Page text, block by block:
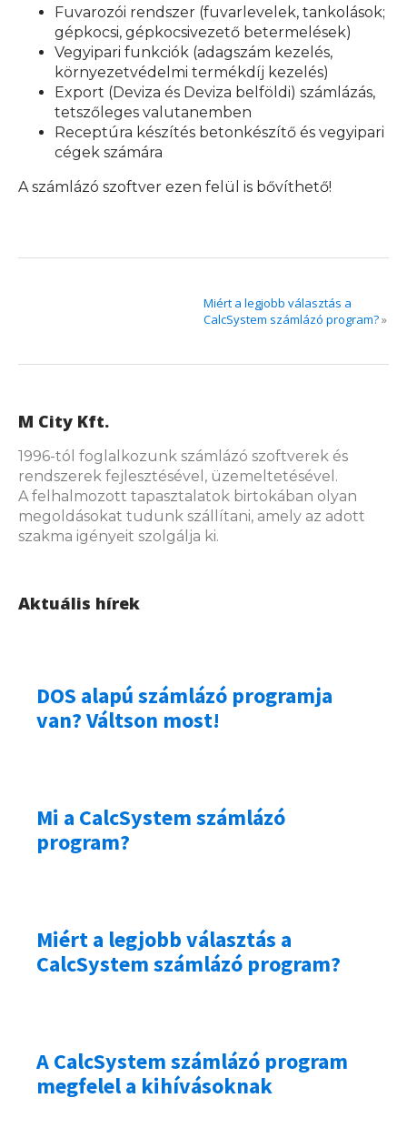
Fuvarozói rendszer (fuvarlevelek, tankolások;
gépkocsi, gépkocsivezető betermelések)
Vegyipari funkciók (adagszám kezelés,
környezetvédelmi termékdíj kezelés)
Export (Deviza és Deviza belföldi) számlázás,
tetszőleges valutanemben
Receptúra készítés betonkészítő és vegyipari
cégek számára
A számlázó szoftver ezen felül is bővíthető!
Miért a legjobb választás a
CalcSystem számlázó program?»
M City Kft.
1996-tól foglalkozunk számlázó szoftverek és
rendszerek fejlesztésével, üzemeltetésével.
A felhalmozott tapasztalatok birtokában olyan
megoldásokat tudunk szállítani, amely az adott
szakma igényeit szolgálja ki.
Aktuális hírek
DOS alapú számlázó programja
van? Váltson most!
Mi a CalcSystem számlázó
program?
Miért a legjobb választás a
CalcSystem számlázó program?
A CalcSystem számlázó program
megfelel a kihívásoknak